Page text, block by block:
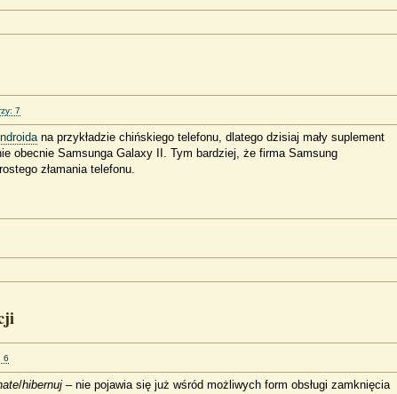
7
na przykładzie chińskiego telefonu, dlatego dzisiaj mały suplement
obecnie Samsunga Galaxy II. Tym bardziej, że firma Samsung
złamania telefonu.
6
/hibernuj – nie pojawia się już wśród możliwych form obsługi zamknięcia